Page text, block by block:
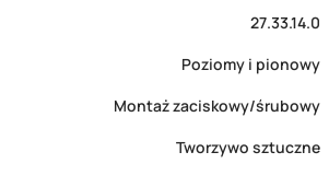
27.33.14.0
Poziomy i pionowy
Montaż zaciskowy/śrubowy
Tworzywo sztuczne